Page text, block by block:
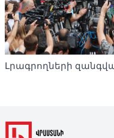
Լրագրողների